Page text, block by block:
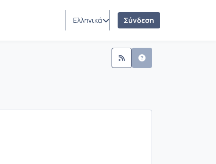
Ελληνικά Σύνδεση